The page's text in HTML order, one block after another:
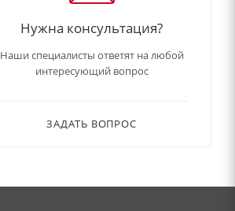
Нужна консультация?
Наши специалисты ответят на любой
интересующий вопрос
ЗАДАТЬ ВОПРОС